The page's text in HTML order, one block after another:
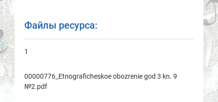
Файлы ресурса:
1
00000776_Etnogrаficheskoe obozrenie god 3 kn. 9
№2.pdf